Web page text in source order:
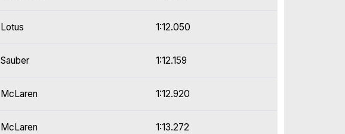
Lotus 1:12.050
Sauber 1:12.159
McLaren 1:12.920
McLaren 1:13.272